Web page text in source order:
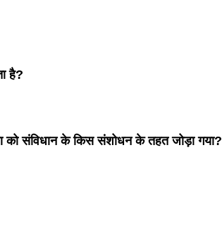
है?
को संविधान के किस संशोधन के तहत जोड़ा गया?